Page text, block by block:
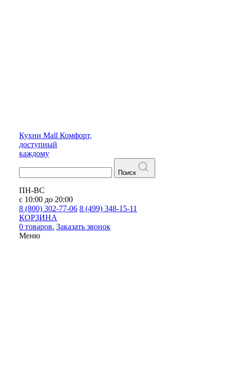
Кухни Mall Комфорт,
доступный
каждому
Поиск
ПН-ВС
с 10:00 до 20:00
8 (800) 302-77-06 8 (499) 348-15-11
КОРЗИНА
0 товаров. Заказать звонок
Меню